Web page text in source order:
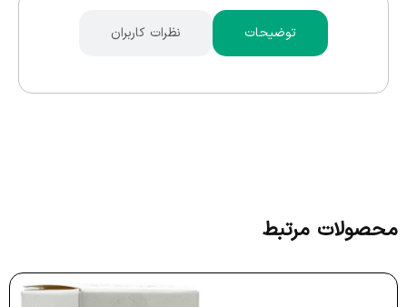
توضیحات نظرات کاربران
محصولات مرتبط